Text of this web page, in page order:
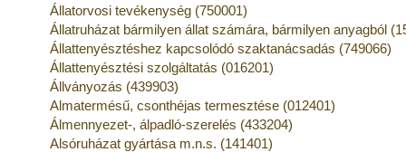
Állatorvosi tevékenység (750001)
Állatruházat bármilyen állat számára, bármilyen anyagból
Állattenyésztéshez kapcsolódó szaktanácsadás (749066)
Állattenyésztési szolgáltatás (016201)
Állványozás (439903)
Almatermésű, csonthéjas termesztése (012401)
Álmennyezet-, álpadló-szerelés (433204)
Alsóruházat gyártása m.n.s. (141401)